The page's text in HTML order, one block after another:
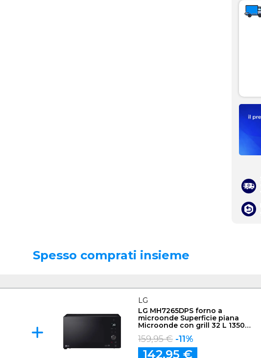
Spesso comprati insieme
LG
LG MH7265DPS forno a
microonde Superficie piana
Microonde con grill 32 L 1350
159,95 € -11%
142,95 €